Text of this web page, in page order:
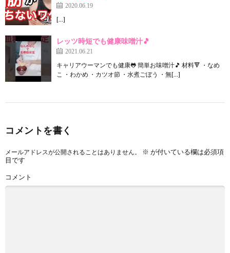
2020.06.19
[…]
レッツ時短でも健康味噌汁🎵
2021.06.21
キャリアウーマンでも健康🐸 簡単お味噌汁🎵 材料🔻 ・なめ
こ ・わかめ ・カツオ節 ・水煮ごぼう ・無[…]
コメントを書く
メールアドレスが公開されることはありません。 ※ が付いている欄は必須項
目です
コメント